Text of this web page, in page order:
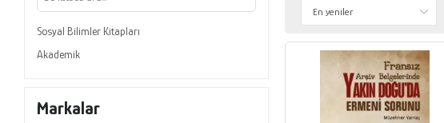
Sosyal Bilimler Kitapları
Akademik
Markalar